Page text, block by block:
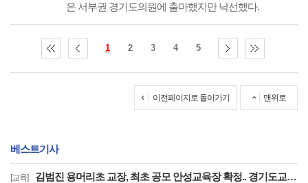
은 서부권 경기도의원에 출마했지만 낙선했다.
1 2 3 4 5
이전페이지로 돌아가기 맨위로
베스트기사
[교육] 김범진 용머리초 교장, 최초 공모 안성교육장 확정.. 경기도교육청, 전국 최초 지역추천 교육장 공모 첫 결실